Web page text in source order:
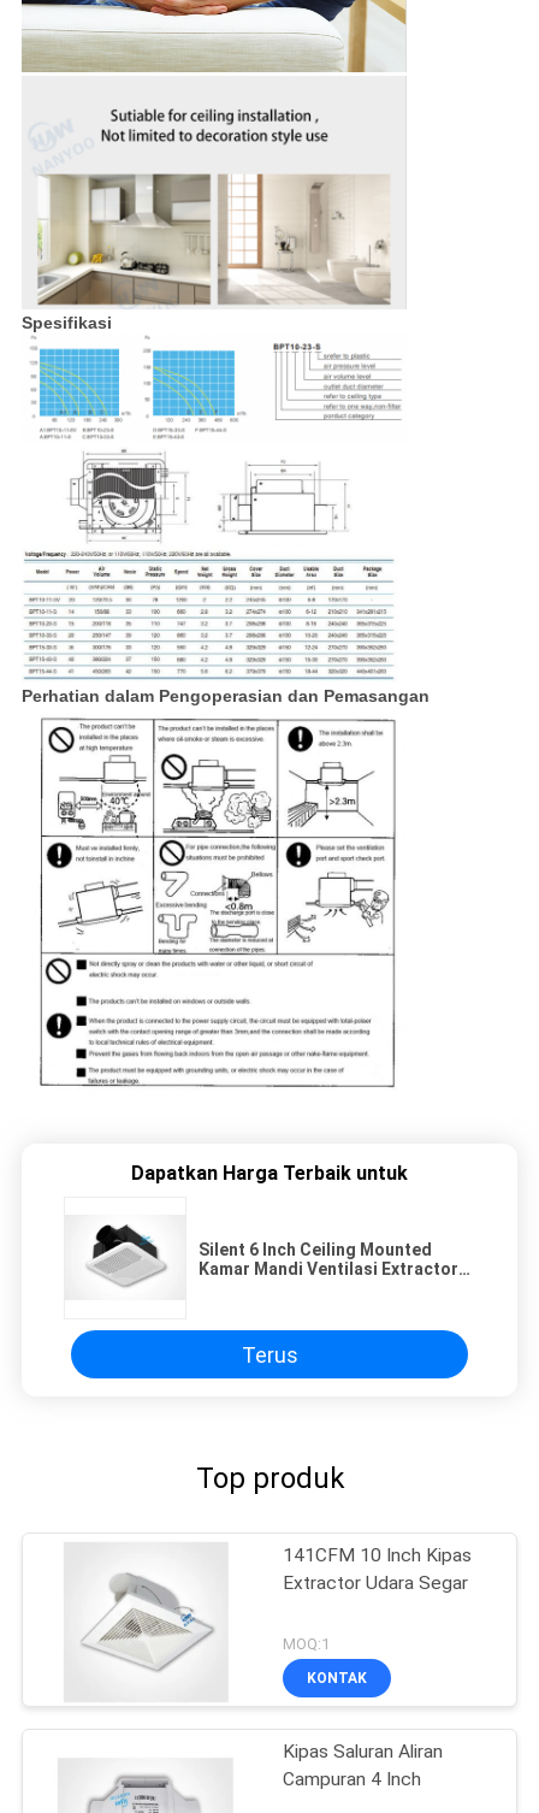
Spesifikasi
Perhatian dalam Pengoperasian dan Pemasangan
Dapatkan Harga Terbaik untuk
Silent 6 Inch Ceiling Mounted
Kamar Mandi Ventilasi Extractor
Terus
Top produk
141CFM 10 Inch Kipas
Extractor Udara Segar
MOQ:1
KONTAK
Kipas Saluran Aliran
Campuran 4 Inch